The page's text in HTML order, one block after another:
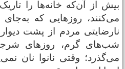
از آن‌که خانه‌ها را تاریک
روزهایی که به‌جای
مردم از پشت
گرم، روزهای شرجی
وقتی نانوا نان